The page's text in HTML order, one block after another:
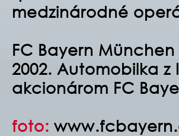
medzinárodné
FC Bayern
2002. Automobilka z
akcionárom FC
foto: